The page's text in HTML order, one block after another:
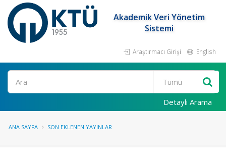
Akademik Veri Yönetim
Sistemi
Araştırmacı Girişi English
Ara
Detaylı Arama
ANA SAYFA SON EKLENEN YAYINLAR